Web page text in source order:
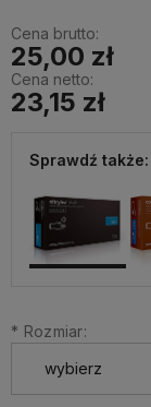
Cena brutto:
25,00 zł
Cena netto:
23,15 zł
Sprawdź także:
* Rozmiar: